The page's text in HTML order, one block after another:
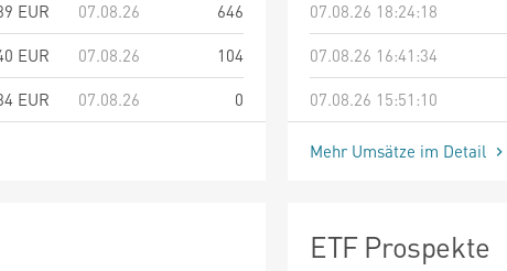
EUR 07.08.26
646
EUR 07.08.26
104
EUR 07.08.26 0
07.08.26 18:24:18
07.08.26 16:41:34
07.08.26 15:51:10
Mehr Umsätze im Detail
ETF Prospekte